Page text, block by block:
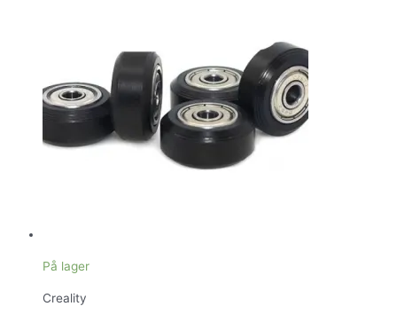
På lager
Creality